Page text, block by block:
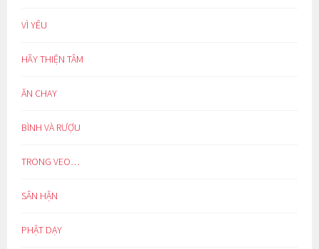
VÌ YÊU
HÃY THIỆN TÂM
ĂN CHAY
BÌNH VÀ RƯỢU
TRONG VEO…
SÂN HẬN
PHẬT DẠY